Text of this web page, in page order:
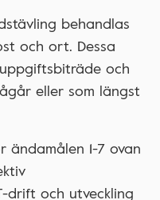
behandlas
och ort. Dessa
och
eller som längst
1-7 ovan
drift och utveckling